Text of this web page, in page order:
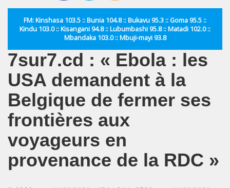
FM: Kinshasa 103.5 :: Bunia 104.8 :: Bukavu 95.3 :: Goma 95.5 ::
Kindu 103.0 :: Kisangani 94.8 :: Lubumbashi 95.8 :: Matadi 102.0 ::
Mbandaka 103.0 :: Mbuji-mayi 93.8
7sur7.cd : « Ebola : les
USA demandent à la
Belgique de fermer ses
frontières aux
voyageurs en
provenance de la RDC »